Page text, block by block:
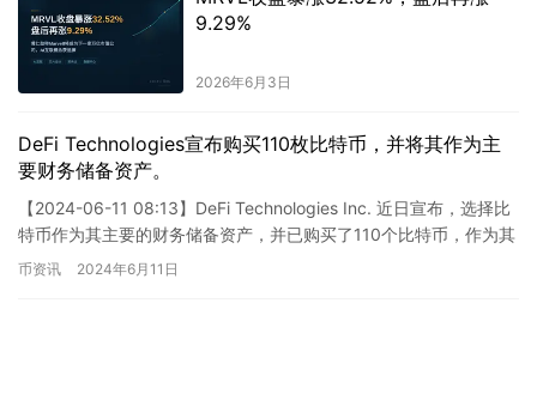
9.29%
2026年6月3日
DeFi Technologies宣布购买110枚比特币，并将其作为主
要财务储备资产。
【2024-06-11 08:13】DeFi Technologies Inc. 近日宣布，选择比
特币作为其主要的财务储备资产，并已购买了110个比特币，作为其
新战略的起点。DeF…
币资讯 2024年6月11日